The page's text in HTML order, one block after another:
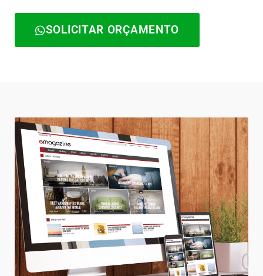
SOLICITAR ORÇAMENTO